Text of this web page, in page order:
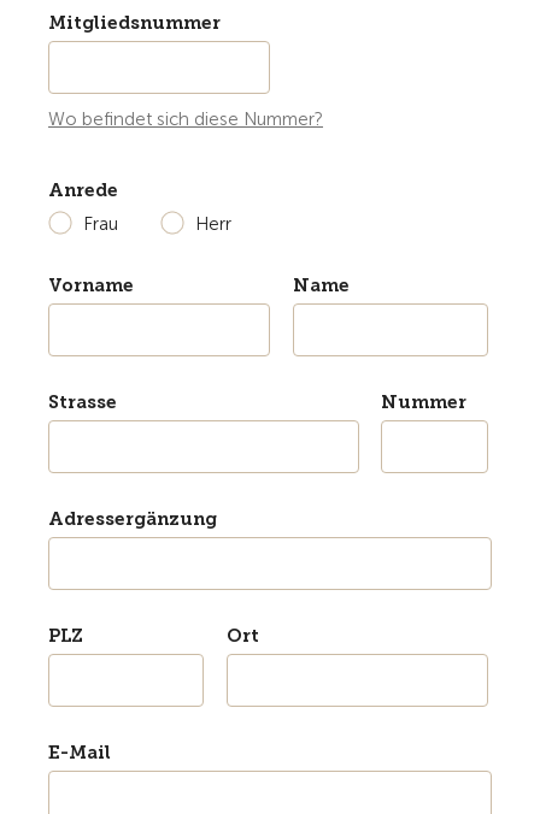
Mitgliedsnummer
Wo befindet sich diese Nummer?
Anrede
Frau
Herr
Vorname Name
Strasse Nummer
Adressergänzung
PLZ Ort
E-Mail